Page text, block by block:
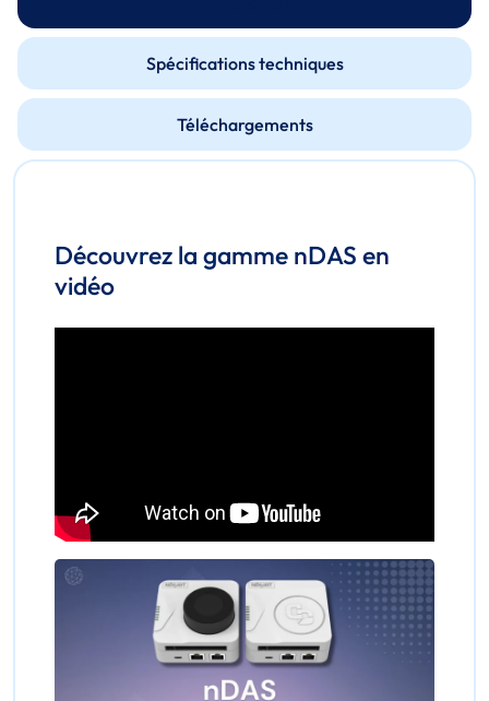
Spécifications techniques
Téléchargements
Découvrez la gamme nDAS en
vidéo